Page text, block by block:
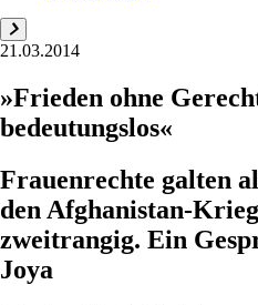
21.03.2014
»Frieden ohne
bedeutungslos«
Frauenrechte galten
den Afghanistan-
zweitrangig. Ein
Joya